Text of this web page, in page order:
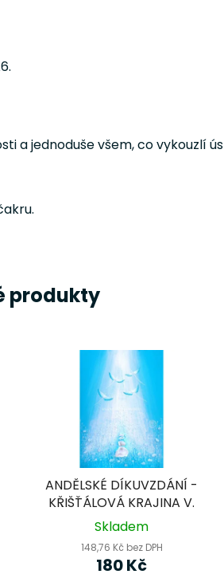
a jednoduše všem, co vykouzlí
produkty
ANDĚLSKÉ DÍKUVZDÁNÍ -
KŘIŠŤÁLOVÁ KRAJINA V.
Skladem
148,76 Kč bez DPH
180 Kč